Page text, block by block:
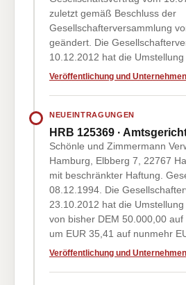
zuletzt gemäß Beschluss der
Gesellschafterversammlung
geändert. Die
10.12.2012 hat die Umstellung
Veröffentlichung und
NEUEINTRAGUNGEN
HRB 125369 ·
Schönle und Zimmermann
Hamburg, Elbberg 7, 22767
mit beschränkter Haftung.
08.12.1994. Die
23.10.2012 hat die
von bisher DEM 50.000,00
um EUR 35,41 auf nunmehr
Veröffentlichung und